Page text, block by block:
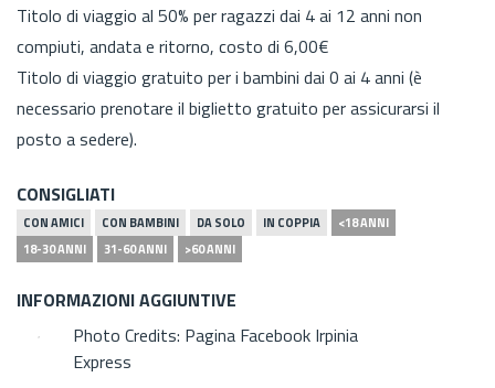
Titolo di viaggio al 50% per ragazzi dai 4 ai 12 anni non
compiuti, andata e ritorno, costo di 6,00€
Titolo di viaggio gratuito per i bambini dai 0 ai 4 anni (è
necessario prenotare il biglietto gratuito per assicurarsi il
posto a sedere).
CONSIGLIATI
CON AMICI CON BAMBINI DA SOLO IN COPPIA
<18 ANNI
18-30 ANNI
31-60 ANNI >60 ANNI
INFORMAZIONI AGGIUNTIVE
Photo Credits: Pagina Facebook Irpinia
Express